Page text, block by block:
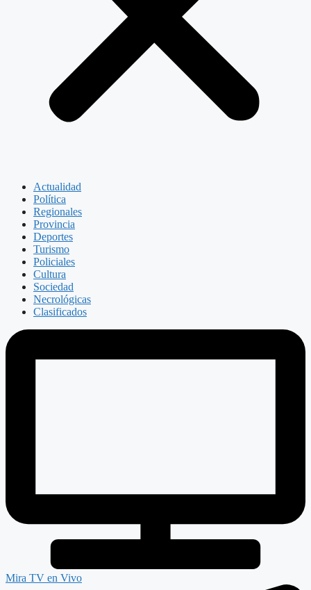
Actualidad
Política
Regionales
Provincia
Deportes
Turismo
Policiales
Cultura
Sociedad
Necrológicas
Clasificados
Mira TV en Vivo